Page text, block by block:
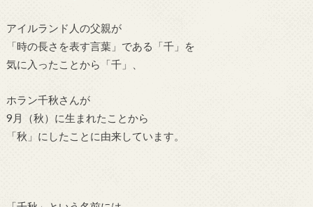
アイルランド人の父親が
「時の長さを表す言葉」である「千」を
気に入ったことから「千」、
ホラン千秋さんが
9月（秋）に生まれたことから
「秋」にしたことに由来しています。